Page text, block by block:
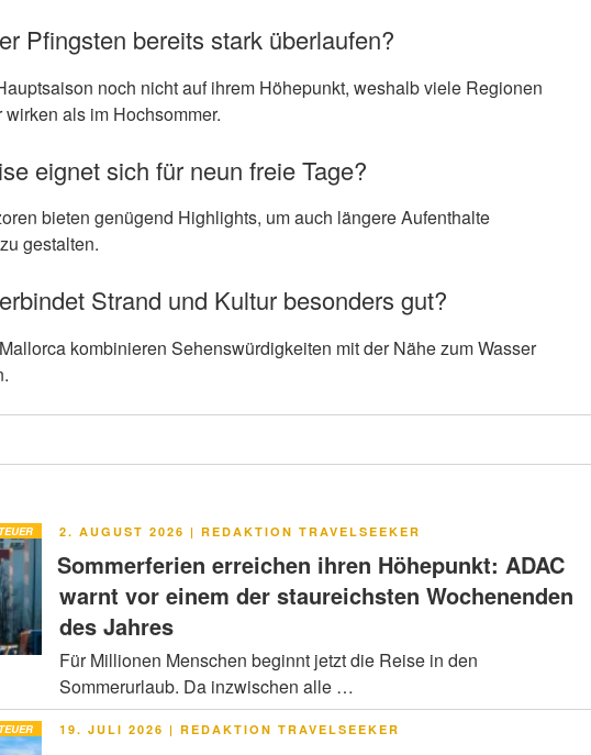
Pfingsten bereits stark überlaufen?
noch nicht auf ihrem Höhepunkt, weshalb viele Regionen
als im Hochsommer.
eignet sich für neun freie Tage?
bieten genügend Highlights, um auch längere Aufenthalte
gestalten.
Strand und Kultur besonders gut?
kombinieren Sehenswürdigkeiten mit der Nähe zum Wasser
VERÖFFENTLICHT
2. AUGUST 2026 | REDAKTION TRAVELSEEKER
Sommerferien erreichen ihren Höhepunkt: ADAC
warnt vor einem der staureichsten Wochenenden
des Jahres
Für Millionen Menschen beginnt jetzt die Reise in den
Sommerurlaub. Da inzwischen alle …
VERÖFFENTLICHT
19. JULI 2026 | REDAKTION TRAVELSEEKER